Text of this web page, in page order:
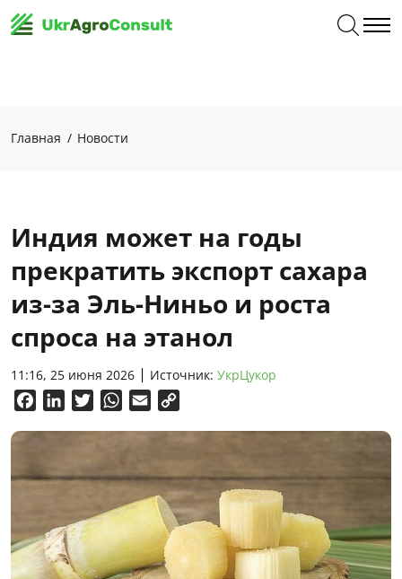
Главная Новости
Индия может на годы
прекратить экспорт сахара
из-за Эль-Ниньо и роста
спроса на этанол
11:16, 25 июня 2026 Источник: УкрЦукор
FacebookLinkedInTwitterWhatsApp
Email